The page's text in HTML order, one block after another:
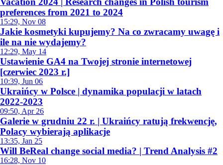
preferences from 2021 to 2024
15:29, Nov 08
Jakie kosmetyki kupujemy? Na co zwracamy uwagę i
ile na nie wydajemy?
12:29, May 14
Ustawienie GA4 na Twojej stronie internetowej
[czerwiec 2023 r.]
10:39, Jun 06
Ukraińcy w Polsce | dynamika populacji w latach
2022-2023
09:50, Apr 26
Galerie w grudniu 22 r. | Ukraińcy ratują frekwencję,
Polacy wybierają aplikacje
13:35, Jan 25
Will BeReal change social media? | Trend Analysis #2
16:28, Nov 10